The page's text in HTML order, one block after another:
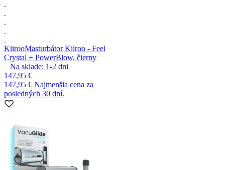
KiirooMasturbátor Kiiroo - Feel
Crystal + PowerBlow, čierny
Na sklade: 1-2 dni
147,95 €
147,95 € Najmenšia cena za
posledných 30 dní.